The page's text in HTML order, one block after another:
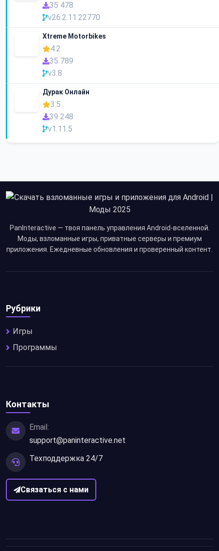
35 478
v26.2.11.22770
Xtreme Motorbikes
4.2
35 789
v3.8
Дурак Онлайн
3.5
39 248
v1.11.5
PanInteractive — твоя панель управления Android-вселенной.
Моды, взломанные игры, приватные серверы и премиум
приложения. Ежедневные обновления и проверенный контент.
Рубрики
Игры
Программы
Контакты
Email:
support@paninteractive.net
Техподдержка 24/7
Связаться с нами